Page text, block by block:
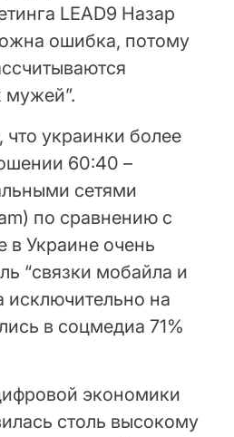
LEAD9 Назар
ошибка, потому
мужей”.
украинки более
60:40 –
сетями
по сравнению с
Украине очень
“связки мобайла и
исключительно на
в соцмедиа 71%
экономики
столь высокому